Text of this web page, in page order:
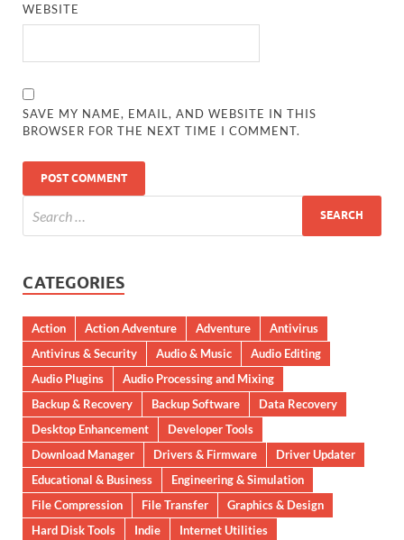
WEBSITE
SAVE MY NAME, EMAIL, AND WEBSITE IN THIS
BROWSER FOR THE NEXT TIME I COMMENT.
CATEGORIES
Action Action Adventure Adventure
Antivirus
Antivirus & Security
Audio & Music
Audio Editing
Audio Plugins
Audio Processing and Mixing
Backup & Recovery
Backup Software
Data Recovery
Desktop Enhancement
Developer Tools
Download Manager
Drivers & Firmware
Driver Updater
Educational & Business
Engineering & Simulation
File Compression
File Transfer
Graphics & Design
Hard Disk Tools
Indie Internet Utilities